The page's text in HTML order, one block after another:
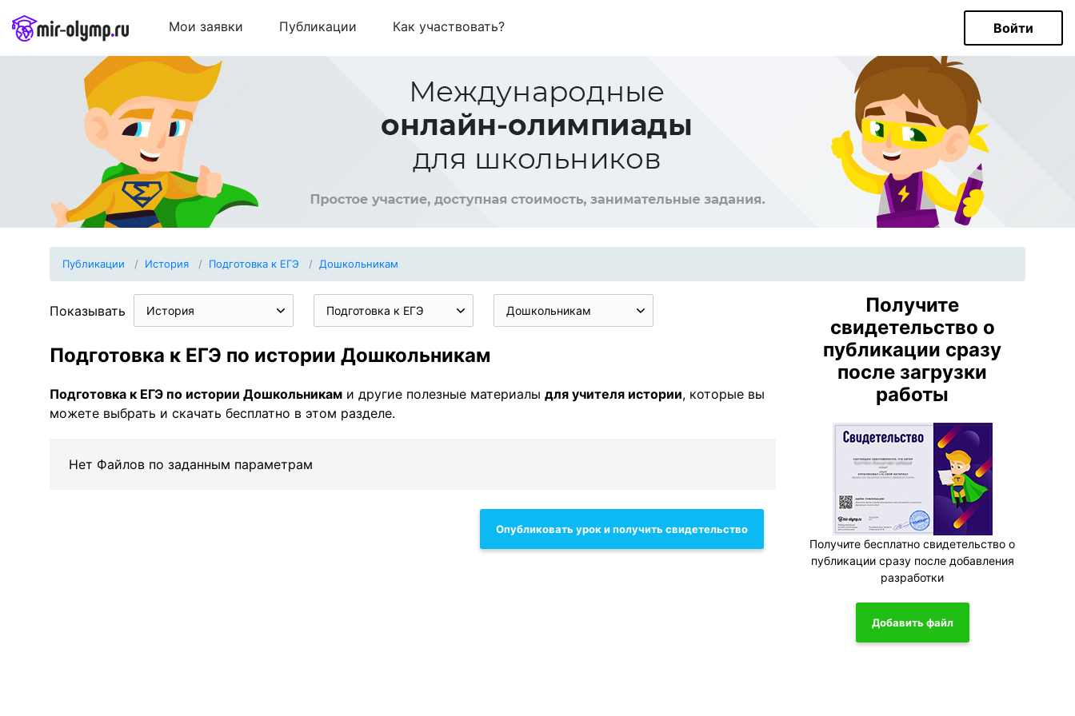
Мои заявки Публикации Как участвовать? Войти
Публикации История Подготовка к ЕГЭ Дошкольникам
Показывать История Подготовка к ЕГЭ Дошкольникам
Подготовка к ЕГЭ по истории Дошкольникам
Подготовка к ЕГЭ по истории Дошкольникам и другие полезные материалы для учителя истории, которые вы
можете выбрать и скачать бесплатно в этом разделе.
Нет Файлов по заданным параметрам
Опубликовать урок и получить свидетельство
Получите
свидетельство о
публикации сразу
после загрузки
работы
Получите бесплатно свидетельство о
публикации сразу после добавления
разработки
Добавить файл